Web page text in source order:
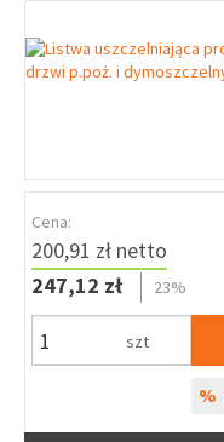
Cena:
200,91 zł netto
247,12 zł
23%
szt
%